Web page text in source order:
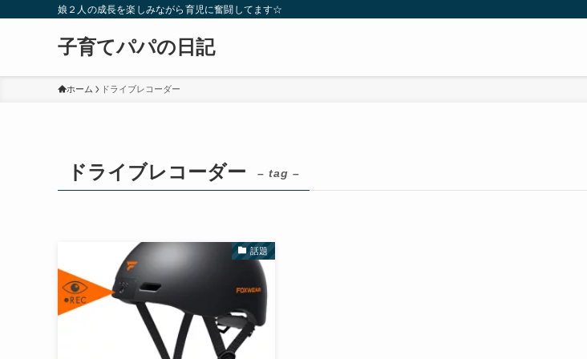
娘２人の成長を楽しみながら育児に奮闘してます☆
子育てパパの日記
ホーム ドライブレコーダー
ドライブレコーダー – tag –
話題